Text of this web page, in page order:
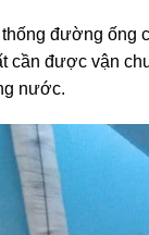
đường ống
cần được vận
nước.